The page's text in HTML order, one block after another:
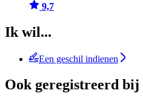
9,7
Ik wil...
Een geschil indienen
Ook geregistreerd bij